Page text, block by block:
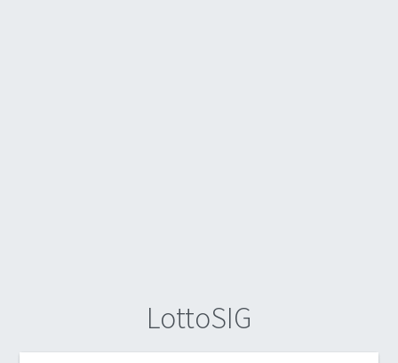
LottoSIG